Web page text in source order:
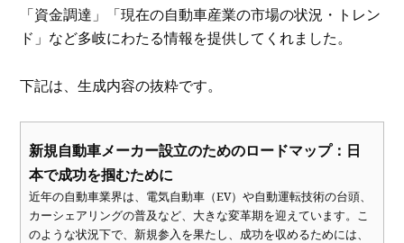
「資金調達」「現在の自動車産業の市場の状況・トレン
ド」など多岐にわたる情報を提供してくれました。
下記は、生成内容の抜粋です。
新規自動車メーカー設立のためのロードマップ：日
本で成功を掴むために
近年の自動車業界は、電気自動車（EV）や自動運転技術の台頭、
カーシェアリングの普及など、大きな変革期を迎えています。こ
のような状況下で、新規参入を果たし、成功を収めるためには、